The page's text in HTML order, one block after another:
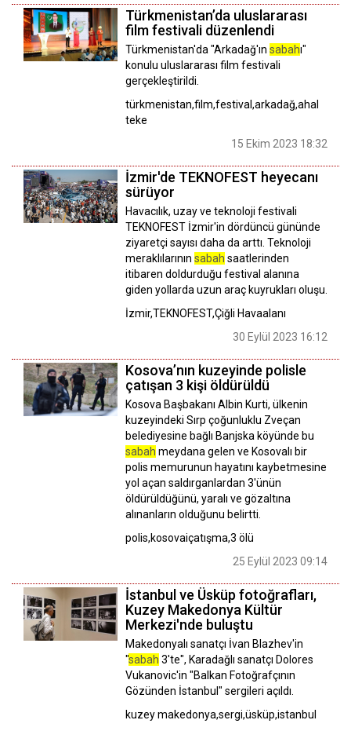
Türkmenistan’da uluslararası
film festivali düzenlendi
Türkmenistan'da "Arkadağ'ın sabahı"
konulu uluslararası film festivali
gerçekleştirildi.
türkmenistan,film,festival,arkadağ,ahal
teke
15 Ekim 2023 18:32
İzmir'de TEKNOFEST heyecanı
sürüyor
Havacılık, uzay ve teknoloji festivali
TEKNOFEST İzmir'in dördüncü gününde
ziyaretçi sayısı daha da arttı. Teknoloji
meraklılarının sabah saatlerinden
itibaren doldurduğu festival alanına
giden yollarda uzun araç kuyrukları oluşu.
İzmir,TEKNOFEST,Çiğli Havaalanı
30 Eylül 2023 16:12
Kosova’nın kuzeyinde polisle
çatışan 3 kişi öldürüldü
Kosova Başbakanı Albin Kurti, ülkenin
kuzeyindeki Sırp çoğunluklu Zveçan
belediyesine bağlı Banjska köyünde bu
sabah meydana gelen ve Kosovalı bir
polis memurunun hayatını kaybetmesine
yol açan saldırganlardan 3'ünün
öldürüldüğünü, yaralı ve gözaltına
alınanların olduğunu belirtti.
polis,kosovaiçatışma,3 ölü
25 Eylül 2023 09:14
İstanbul ve Üsküp fotoğrafları,
Kuzey Makedonya Kültür
Merkezi'nde buluştu
Makedonyalı sanatçı İvan Blazhev'in
"sabah 3'te", Karadağlı sanatçı Dolores
Vukanovic'in "Balkan Fotoğrafçının
Gözünden İstanbul" sergileri açıldı.
kuzey makedonya,sergi,üsküp,istanbul